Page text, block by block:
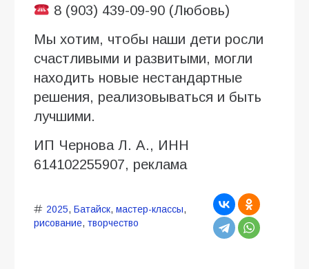
8 (903) 439-09-90 (Любовь)
⁣⁣Мы хотим, чтобы наши дети росли
счастливыми и развитыми, могли
находить новые нестандартные
решения, реализовываться и быть
лучшими. ⁣⁣⠀⁣⁣⠀
ИП Чернова Л. А., ИНН
614102255907, реклама
2025, Батайск, мастер-классы,
рисование, творчество